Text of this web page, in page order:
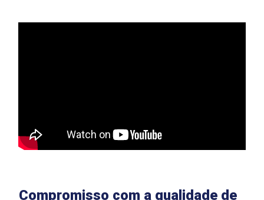
Compromisso com a qualidade de